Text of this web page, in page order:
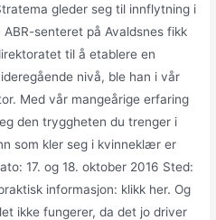
gleder seg til innflytning i
senteret på Avaldsnes fikk
til å etablere en
nivå, ble han i vår
Med vår mangeårige erfaring
den tryggheten du trenger i
som kler seg i kvinneklær er
17. og 18. oktober 2016 Sted:
informasjon: klikk her. Og
ikke fungerer, da det jo driver